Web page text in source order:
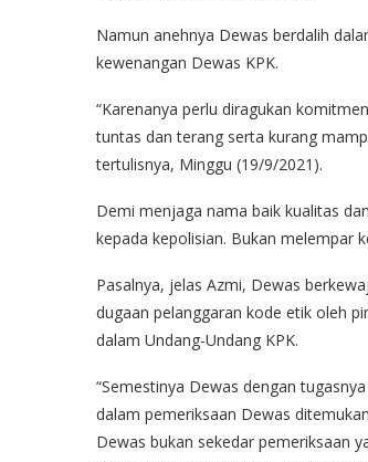
Namun anehnya Dewas berdalih
kewenangan Dewas KPK.
“Karenanya perlu diragukan
tuntas dan terang serta kurang
tertulisnya, Minggu (19/9/2021).
Demi menjaga nama baik kualitas
kepada kepolisian. Bukan melempar
Pasalnya, jelas Azmi, Dewas
dugaan pelanggaran kode etik oleh
dalam Undang-Undang KPK.
“Semestinya Dewas dengan
dalam pemeriksaan Dewas
Dewas bukan sekedar pemeriksaan